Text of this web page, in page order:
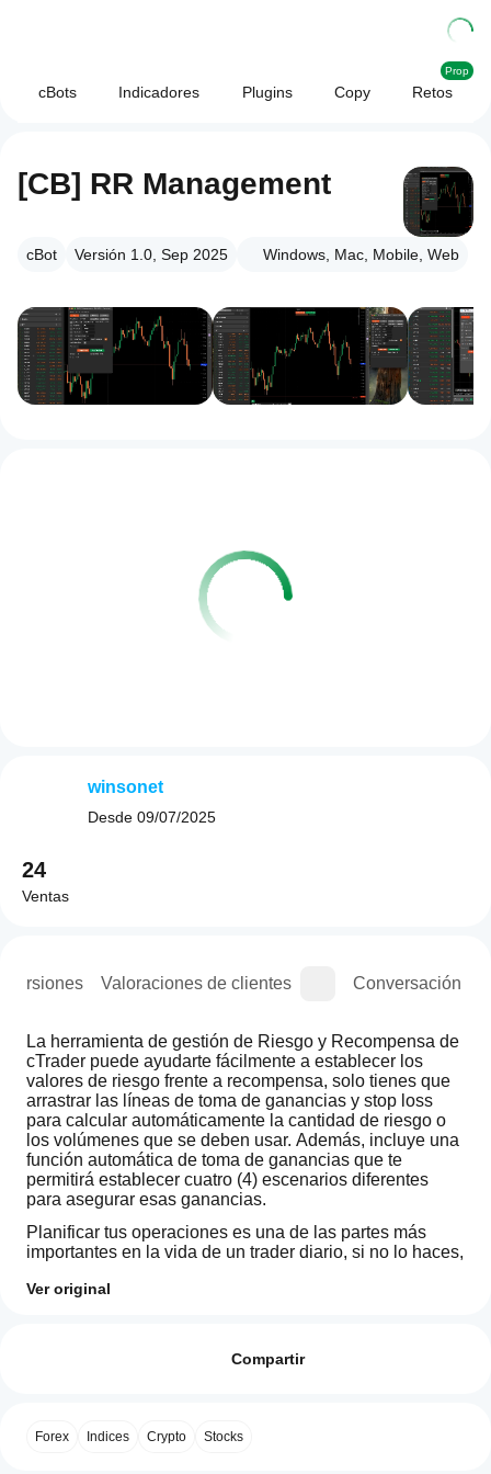
cBots Indicadores Plugins Copy Retos
Prop
[CB] RR Management
cBot Versión 1.0, Sep 2025 Windows, Mac, Mobile, Web
versiones Valoraciones de clientes Conversación
La herramienta de gestión de Riesgo y Recompensa de
cTrader puede ayudarte fácilmente a establecer los
valores de riesgo frente a recompensa, solo tienes que
arrastrar las líneas de toma de ganancias y stop loss
para calcular automáticamente la cantidad de riesgo o
los volúmenes que se deben usar. Además, incluye una
función automática de toma de ganancias que te
permitirá establecer cuatro (4) escenarios diferentes
para asegurar esas ganancias.
Planificar tus operaciones es una de las partes más
importantes en la vida de un trader diario, si no lo haces,
fácilmente tus objetivos de toma de ganancias y stop
automáticamente los valores de riesgo/recompensa
Toma de ganancias automática
Ver original
Valoraciones de clientes
de la
instalación,
aplicaciones
Compartir
Forex Indices Crypto Stocks
winsonet
Desde 09/07/2025
24
Ventas